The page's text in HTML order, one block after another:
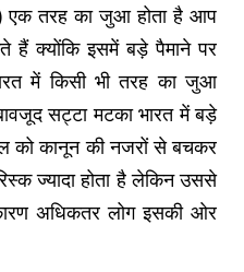
तरह का जुआ होता है आप
क्योंकि इसमें बड़े पैमाने पर
में किसी भी तरह का जुआ
सट्टा मटका भारत में बड़े
को कानून की नजरों से बचकर
ज्यादा होता है लेकिन उससे
अधिकतर लोग इसकी ओर